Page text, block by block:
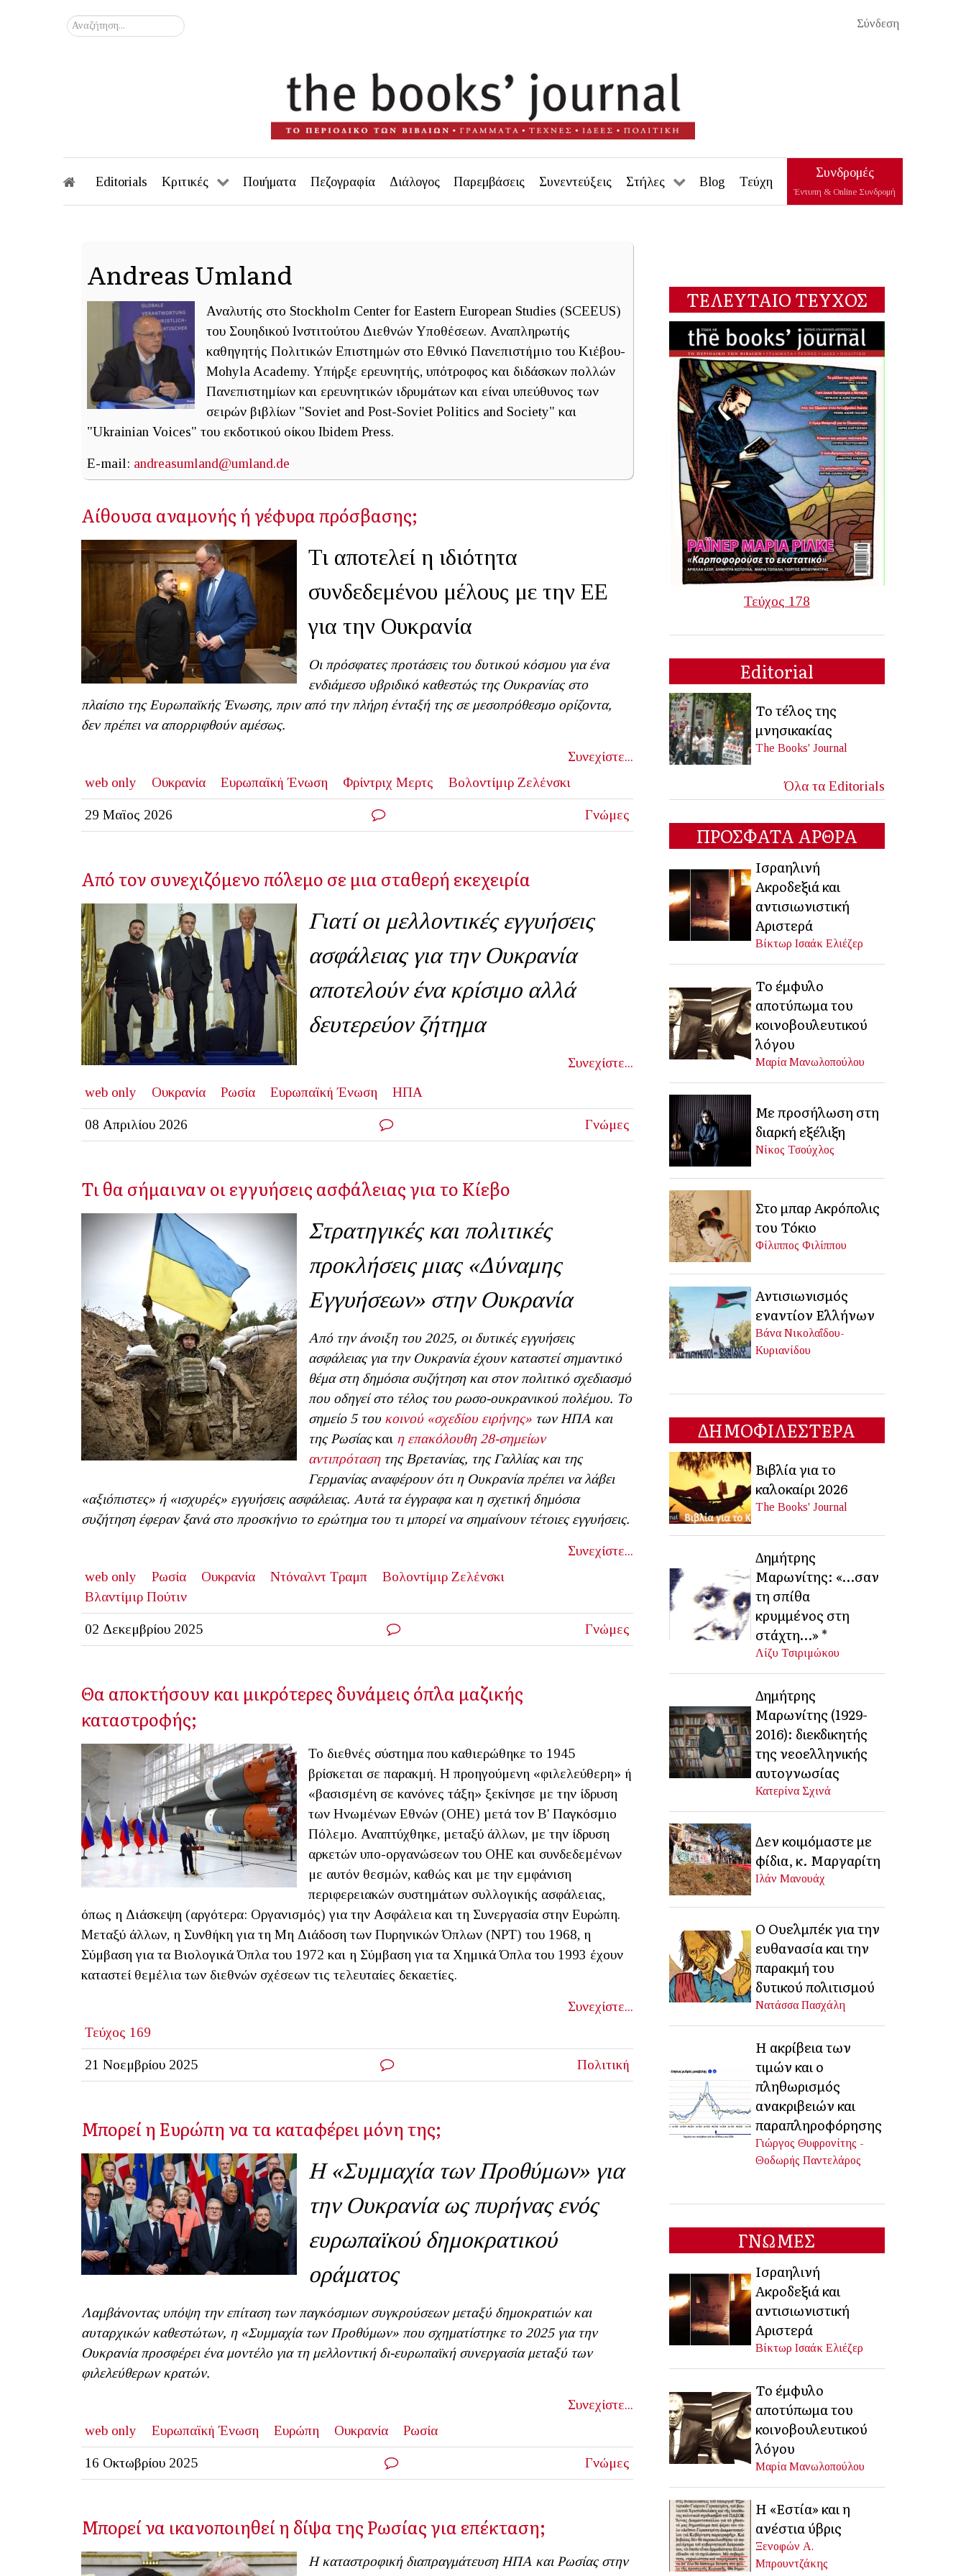
Σύνδεση
Αναζήτηση...
Editorials Κριτικές Ποιήματα Πεζογραφία Διάλογος Παρεμβάσεις Συνεντεύξεις Στήλες Blog Τεύχη
Συνδρομές
Έντυπη & Online Συνδρομή
Andreas Umland
Αναλυτής στο Stockholm Center for Eastern European Studies (SCEEUS)
του Σουηδικού Ινστιτούτου Διεθνών Υποθέσεων. Αναπληρωτής
καθηγητής Πολιτικών Επιστημών στο Εθνικό Πανεπιστήμιο του Κιέβου-
Mohyla Academy. Υπήρξε ερευνητής, υπότροφος και διδάσκων πολλών
Πανεπιστημίων και ερευνητικών ιδρυμάτων και είναι υπεύθυνος των
σειρών βιβλίων "Soviet and Post-Soviet Politics and Society" και
"Ukrainian Voices" του εκδοτικού οίκου Ibidem Press.
E-mail: andreasumland@umland.de
Αίθουσα αναμονής ή γέφυρα πρόσβασης;
Τι αποτελεί η ιδιότητα
συνδεδεμένου μέλους με την ΕΕ
για την Ουκρανία
Οι πρόσφατες προτάσεις του δυτικού κόσμου για ένα
ενδιάμεσο υβριδικό καθεστώς της Ουκρανίας στο
πλαίσιο της Ευρωπαϊκής Ένωσης, πριν από την πλήρη ένταξή της σε μεσοπρόθεσμο ορίζοντα,
δεν πρέπει να απορριφθούν αμέσως.
Συνεχίστε...
web only
Ουκρανία Ευρωπαϊκή Ένωση Φρίντριχ Μερτς Βολοντίμιρ Ζελένσκι
29 Μαϊος 2026 Γνώμες
Από τον συνεχιζόμενο πόλεμο σε μια σταθερή εκεχειρία
Γιατί οι μελλοντικές εγγυήσεις
ασφάλειας για την Ουκρανία
αποτελούν ένα κρίσιμο αλλά
δευτερεύον ζήτημα
Συνεχίστε...
web only
Ουκρανία Ρωσία Ευρωπαϊκή Ένωση ΗΠΑ
08 Απριλίου 2026 Γνώμες
Τι θα σήμαιναν οι εγγυήσεις ασφάλειας για το Κίεβο
Στρατηγικές και πολιτικές
προκλήσεις μιας «Δύναμης
Εγγυήσεων» στην Ουκρανία
Από την άνοιξη του 2025, οι δυτικές εγγυήσεις
ασφάλειας για την Ουκρανία έχουν καταστεί σημαντικό
θέμα στη δημόσια συζήτηση και στον πολιτικό σχεδιασμό
που οδηγεί στο τέλος του ρωσο-ουκρανικού πολέμου. Το
σημείο 5 του κοινού «σχεδίου ειρήνης» των ΗΠΑ και
της Ρωσίαςκαι η επακόλουθη 28-σημείων
αντιπρότασητης Βρετανίας, της Γαλλίας και της
Γερμανίας αναφέρουν ότι η Ουκρανία πρέπει να λάβει
«αξιόπιστες» ή «ισχυρές» εγγυήσεις ασφάλειας. Αυτά τα έγγραφα και η σχετική δημόσια
συζήτηση έφεραν ξανά στο προσκήνιο το ερώτημα του τι μπορεί να σημαίνουν τέτοιες εγγυήσεις.
Συνεχίστε...
web only
Ρωσία Ουκρανία Ντόναλντ Τραμπ
Βολοντίμιρ Ζελένσκι
Βλαντίμιρ Πούτιν
02 Δεκεμβρίου 2025 Γνώμες
Θα αποκτήσουν και μικρότερες δυνάμεις όπλα μαζικής
καταστροφής;
Το διεθνές σύστημα που καθιερώθηκε το 1945
βρίσκεται σε παρακμή. Η προηγούμενη «φιλελεύθερη» ή
«βασισμένη σε κανόνες τάξη» ξεκίνησε με την ίδρυση
των Ηνωμένων Εθνών (ΟΗΕ) μετά τον Β' Παγκόσμιο
Πόλεμο. Αναπτύχθηκε, μεταξύ άλλων, με την ίδρυση
αρκετών υπο-οργανώσεων του ΟΗΕ και συνδεδεμένων
με αυτόν θεσμών, καθώς και με την εμφάνιση
περιφερειακών συστημάτων συλλογικής ασφάλειας,
όπως η Διάσκεψη (αργότερα: Οργανισμός) για την Ασφάλεια και τη Συνεργασία στην Ευρώπη.
Μεταξύ άλλων, η Συνθήκη για τη Μη Διάδοση των Πυρηνικών Όπλων (NPT) του 1968, η
Σύμβαση για τα Βιολογικά Όπλα του 1972 και η Σύμβαση για τα Χημικά Όπλα του 1993 έχουν
καταστεί θεμέλια των διεθνών σχέσεων τις τελευταίες δεκαετίες.
Συνεχίστε...
Τεύχος 169
21 Νοεμβρίου 2025 Πολιτική
Μπορεί η Ευρώπη να τα καταφέρει μόνη της;
Η «Συμμαχία των Προθύμων» για
την Ουκρανία ως πυρήνας ενός
ευρωπαϊκού δημοκρατικού
οράματος
Λαμβάνοντας υπόψη την επίταση των παγκόσμιων συγκρούσεων μεταξύ δημοκρατιών και
αυταρχικών καθεστώτων, η «Συμμαχία των Προθύμων» που σχηματίστηκε το 2025 για την
Ουκρανία προσφέρει ένα μοντέλο για τη μελλοντική δι-ευρωπαϊκή συνεργασία μεταξύ των
φιλελεύθερων κρατών.
Συνεχίστε...
web only
Ευρωπαϊκή Ένωση Ευρώπη Ουκρανία Ρωσία
16 Οκτωβρίου 2025 Γνώμες
Μπορεί να ικανοποιηθεί η δίψα της Ρωσίας για επέκταση;
Η καταστροφική διαπραγμάτευση ΗΠΑ και Ρωσίας στην
ΤΕΛΕΥΤΑΙΟ ΤΕΥΧΟΣ
Τεύχος 178
Editorial
Το τέλος της
μνησικακίας
The Books' Journal
Όλα τα Editorials
ΠΡΟΣΦΑΤΑ ΑΡΘΡΑ
Ισραηλινή
Ακροδεξιά και
αντισιωνιστική
Αριστερά
Βίκτωρ Ισαάκ Ελιέζερ
Το έμφυλο
αποτύπωμα του
κοινοβουλευτικού
λόγου
Μαρία Μανωλοπούλου
Με προσήλωση στη
διαρκή εξέλιξη
Νίκος Τσούχλος
Στο μπαρ Ακρόπολις
του Τόκιο
Φίλιππος Φιλίππου
Αντισιωνισμός
εναντίον Ελλήνων
Βάνα Νικολαΐδου-
Κυριανίδου
ΔΗΜΟΦΙΛΕΣΤΕΡΑ
Βιβλία για το
καλοκαίρι 2026
The Books' Journal
Δημήτρης
Μαρωνίτης: «…σαν
τη σπίθα
κρυμμένος στη
στάχτη…» *
Λίζυ Τσιριμώκου
Δημήτρης
Μαρωνίτης (1929-
2016): διεκδικητής
της νεοελληνικής
αυτογνωσίας
Κατερίνα Σχινά
Δεν κοιμόμαστε με
φίδια, κ. Μαργαρίτη
Ιλάν Μανουάχ
Ο Ουελμπέκ για την
ευθανασία και την
παρακμή του
δυτικού πολιτισμού
Νατάσσα Πασχάλη
Η ακρίβεια των
τιμών και ο
πληθωρισμός
ανακριβειών και
παραπληροφόρησης
Γιώργος Θυφρονίτης -
Θοδωρής Παντελάρος
ΓΝΩΜΕΣ
Ισραηλινή
Ακροδεξιά και
αντισιωνιστική
Αριστερά
Βίκτωρ Ισαάκ Ελιέζερ
Το έμφυλο
αποτύπωμα του
κοινοβουλευτικού
λόγου
Μαρία Μανωλοπούλου
Η «Εστία» και η
ανέστια ύβρις
Ξενοφών Α.
Μπρουντζάκης